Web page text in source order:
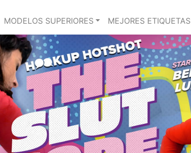
MODELOS SUPERIORES MEJORES ETIQUETAS